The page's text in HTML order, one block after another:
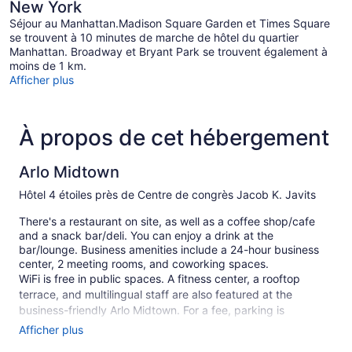
New York
Séjour au Manhattan.Madison Square Garden et Times Square
se trouvent à 10 minutes de marche de hôtel du quartier
Manhattan. Broadway et Bryant Park se trouvent également à
moins de 1 km.
Afficher plus
À propos de cet hébergement
Arlo Midtown
Hôtel 4 étoiles près de Centre de congrès Jacob K. Javits
There's a restaurant on site, as well as a coffee shop/cafe
and a snack bar/deli. You can enjoy a drink at the
bar/lounge. Business amenities include a 24-hour business
center, 2 meeting rooms, and coworking spaces.
WiFi is free in public spaces. A fitness center, a rooftop
terrace, and multilingual staff are also featured at the
business-friendly Arlo Midtown. For a fee, parking is
available.
Afficher plus